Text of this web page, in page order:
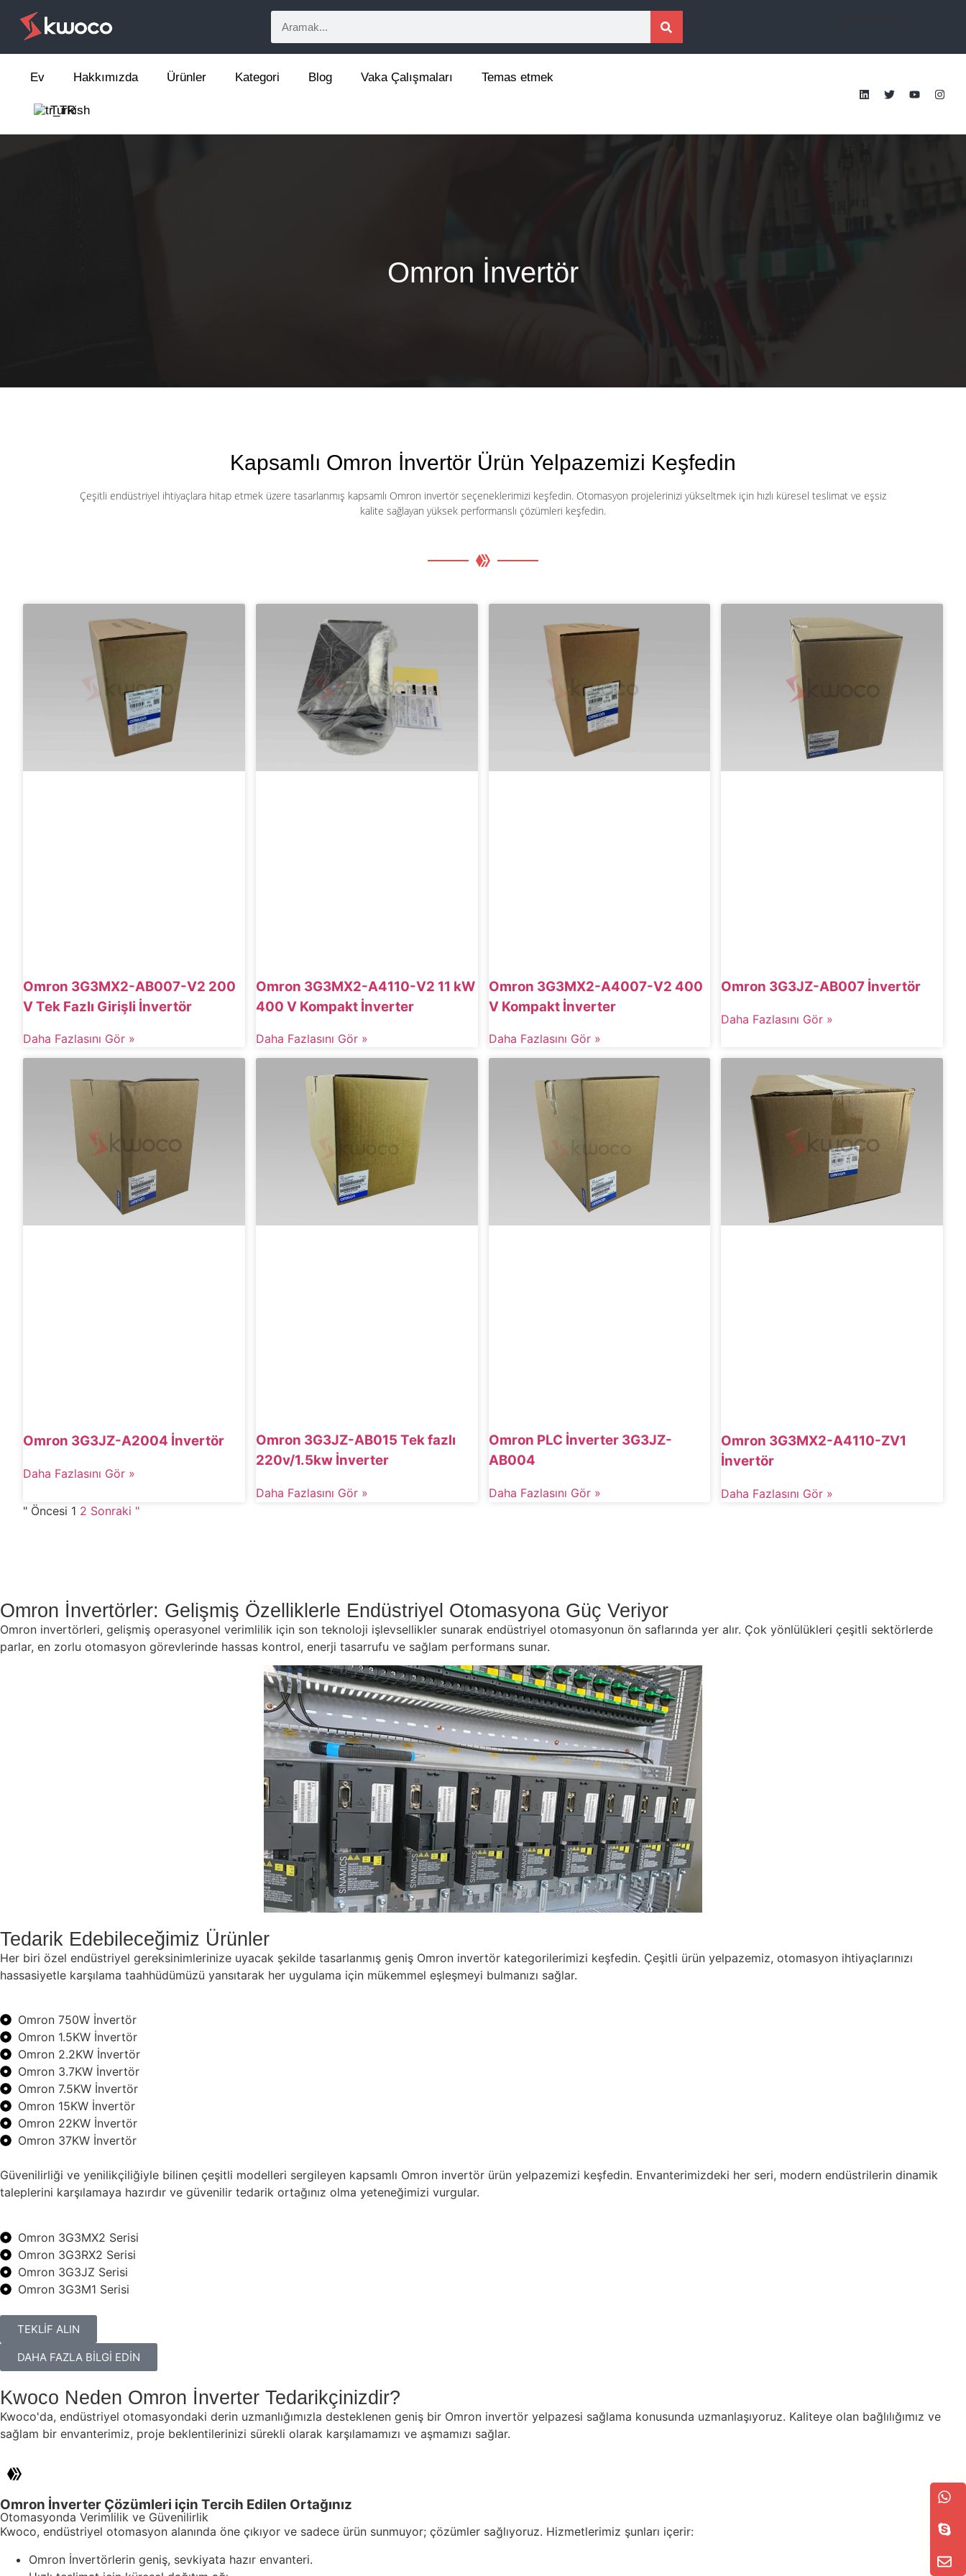
Ev Hakkımızda Ürünler Kategori Blog Vaka Çalışmaları Temas etmek
Turkish
Omron İnvertör
Kapsamlı Omron İnvertör Ürün Yelpazemizi Keşfedin
Çeşitli endüstriyel ihtiyaçlara hitap etmek üzere tasarlanmış kapsamlı Omron invertör seçeneklerimizi keşfedin. Otomasyon projelerinizi yükseltmek için hızlı küresel teslimat ve eşsiz
kalite sağlayan yüksek performanslı çözümleri keşfedin.
Omron 3G3MX2-AB007-V2 200
V Tek Fazlı Girişli İnvertör
Daha Fazlasını Gör »
Omron 3G3MX2-A4110-V2 11 kW
400 V Kompakt İnverter
Daha Fazlasını Gör »
Omron 3G3MX2-A4007-V2 400
V Kompakt İnverter
Daha Fazlasını Gör »
Omron 3G3JZ-AB007 İnvertör
Daha Fazlasını Gör »
Omron 3G3JZ-A2004 İnvertör
Daha Fazlasını Gör »
Omron 3G3JZ-AB015 Tek fazlı
220v/1.5kw İnverter
Daha Fazlasını Gör »
Omron PLC İnverter 3G3JZ-
AB004
Daha Fazlasını Gör »
Omron 3G3MX2-A4110-ZV1
İnvertör
Daha Fazlasını Gör »
" Öncesi 1 2 Sonraki "
Omron İnvertörler: Gelişmiş Özelliklerle Endüstriyel Otomasyona Güç Veriyor
Omron invertörleri, gelişmiş operasyonel verimlilik için son teknoloji işlevsellikler sunarak endüstriyel otomasyonun ön saflarında yer alır. Çok yönlülükleri çeşitli sektörlerde
parlar, en zorlu otomasyon görevlerinde hassas kontrol, enerji tasarrufu ve sağlam performans sunar.
Tedarik Edebileceğimiz Ürünler
Her biri özel endüstriyel gereksinimlerinize uyacak şekilde tasarlanmış geniş Omron invertör kategorilerimizi keşfedin. Çeşitli ürün yelpazemiz, otomasyon ihtiyaçlarınızı
hassasiyetle karşılama taahhüdümüzü yansıtarak her uygulama için mükemmel eşleşmeyi bulmanızı sağlar.
Omron 750W İnvertör
Omron 1.5KW İnvertör
Omron 2.2KW İnvertör
Omron 3.7KW İnvertör
Omron 7.5KW İnvertör
Omron 15KW İnvertör
Omron 22KW İnvertör
Omron 37KW İnvertör
Güvenilirliği ve yenilikçiliğiyle bilinen çeşitli modelleri sergileyen kapsamlı Omron invertör ürün yelpazemizi keşfedin. Envanterimizdeki her seri, modern endüstrilerin dinamik
taleplerini karşılamaya hazırdır ve güvenilir tedarik ortağınız olma yeteneğimizi vurgular.
Omron 3G3MX2 Serisi
Omron 3G3RX2 Serisi
Omron 3G3JZ Serisi
Omron 3G3M1 Serisi
TEKLİF ALIN
DAHA FAZLA BİLGİ EDİN
Kwoco Neden Omron İnverter Tedarikçinizdir?
Kwoco'da, endüstriyel otomasyondaki derin uzmanlığımızla desteklenen geniş bir Omron invertör yelpazesi sağlama konusunda uzmanlaşıyoruz. Kaliteye olan bağlılığımız ve
sağlam bir envanterimiz, proje beklentilerinizi sürekli olarak karşılamamızı ve aşmamızı sağlar.
Omron İnverter Çözümleri için Tercih Edilen Ortağınız
Otomasyonda Verimlilik ve Güvenilirlik
Kwoco, endüstriyel otomasyon alanında öne çıkıyor ve sadece ürün sunmuyor; çözümler sağlıyoruz. Hizmetlerimiz şunları içerir:
Omron İnvertörlerin geniş, sevkiyata hazır envanteri.